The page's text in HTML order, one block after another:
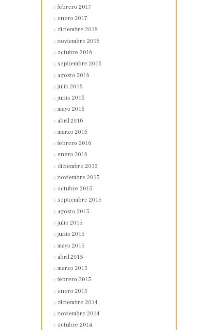
febrero2017
enero2017
diciembre2016
noviembre2016
octubre2016
septiembre2016
agosto2016
julio2016
junio2016
mayo2016
abril2016
marzo2016
febrero2016
enero2016
diciembre2015
noviembre2015
octubre2015
septiembre2015
agosto2015
julio2015
junio2015
mayo2015
abril2015
marzo2015
febrero2015
enero2015
diciembre2014
noviembre2014
octubre2014